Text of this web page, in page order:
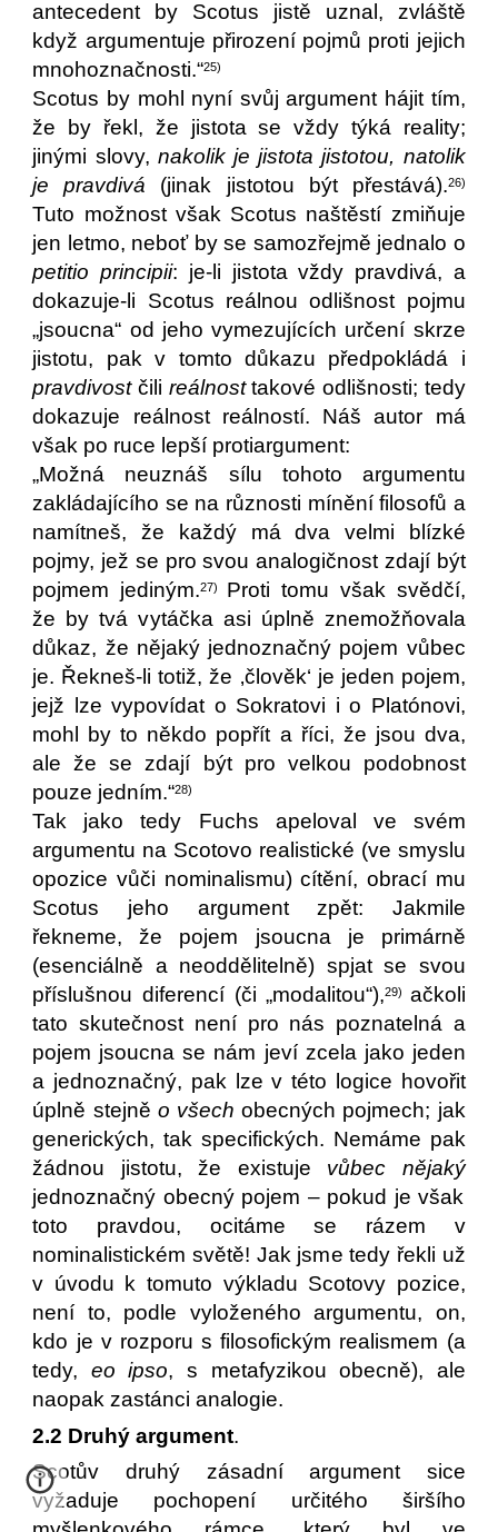
antecedent by Scotus jistě uznal, zvláště
když argumentuje přirození pojmů proti jejich
mnohoznačnosti.“25)
Scotus by mohl nyní svůj argument hájit tím,
že by řekl, že jistota se vždy týká reality;
jinými slovy, nakolik je jistota jistotou, natolik
je pravdivá (jinak jistotou být přestává).26)
Tuto možnost však Scotus naštěstí zmiňuje
jen letmo, neboť by se samozřejmě jednalo o
petitio principii: je-li jistota vždy pravdivá, a
dokazuje-li Scotus reálnou odlišnost pojmu
„jsoucna“ od jeho vymezujících určení skrze
jistotu, pak v tomto důkazu předpokládá i
pravdivostčili reálnosttakové odlišnosti; tedy
dokazuje reálnost reálností. Náš autor má
však po ruce lepší protiargument:
„Možná neuznáš sílu tohoto argumentu
zakládajícího se na různosti mínění filosofů a
namítneš, že každý má dva velmi blízké
pojmy, jež se pro svou analogičnost zdají být
pojmem jediným.27) Proti tomu však svědčí,
že by tvá vytáčka asi úplně znemožňovala
důkaz, že nějaký jednoznačný pojem vůbec
je. Řekneš-li totiž, že ‚člověk‘ je jeden pojem,
jejž lze vypovídat o Sokratovi i o Platónovi,
mohl by to někdo popřít a říci, že jsou dva,
ale že se zdají být pro velkou podobnost
pouze jedním.“28)
Tak jako tedy Fuchs apeloval ve svém
argumentu na Scotovo realistické (ve smyslu
opozice vůči nominalismu) cítění, obrací mu
Scotus jeho argument zpět: Jakmile
řekneme, že pojem jsoucna je primárně
(esenciálně a neoddělitelně) spjat se svou
příslušnou diferencí (či „modalitou“),29) ačkoli
tato skutečnost není pro nás poznatelná a
pojem jsoucna se nám jeví zcela jako jeden
a jednoznačný, pak lze v této logice hovořit
úplně stejně o všech obecných pojmech; jak
generických, tak specifických. Nemáme pak
žádnou jistotu, že existuje vůbec nějaký
jednoznačný obecný pojem – pokud je však
toto pravdou, ocitáme se rázem v
nominalistickém světě! Jak jsme tedy řekli už
v úvodu k tomuto výkladu Scotovy pozice,
není to, podle vyloženého argumentu, on,
kdo je v rozporu s filosofickým realismem (a
tedy, eo ipso, s metafyzikou obecně), ale
naopak zastánci analogie.
2.2 Druhý argument.
Scotův druhý zásadní argument sice
vyžaduje pochopení určitého širšího